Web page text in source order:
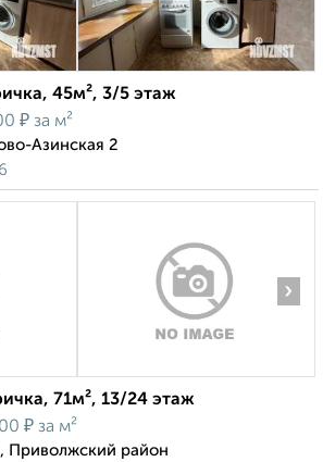
45м², 3/5 этаж
₽ за м²
Азинская 2
›
71м², 13/24 этаж
₽ за м²
Приволжский район